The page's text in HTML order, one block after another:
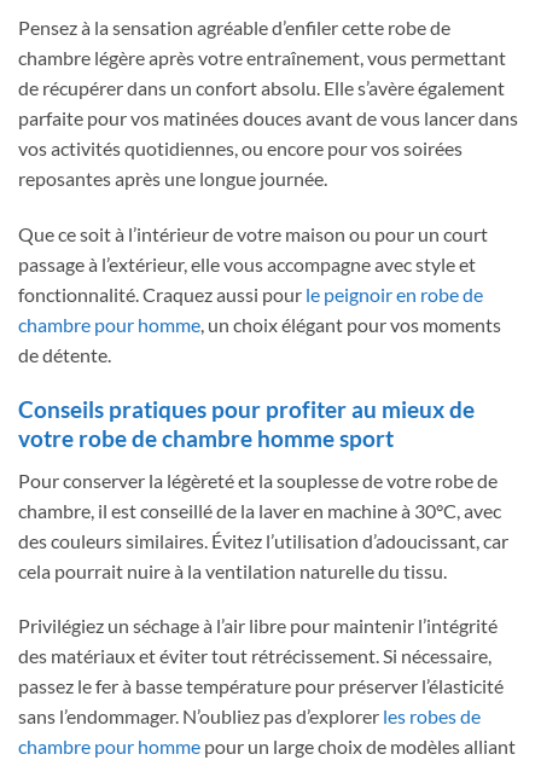
Pensez à la sensation agréable d’enfiler cette robe de
chambre légère après votre entraînement, vous permettant
de récupérer dans un confort absolu. Elle s’avère également
parfaite pour vos matinées douces avant de vous lancer dans
vos activités quotidiennes, ou encore pour vos soirées
reposantes après une longue journée.
Que ce soit à l’intérieur de votre maison ou pour un court
passage à l’extérieur, elle vous accompagne avec style et
fonctionnalité. Craquez aussi pour le peignoir en robe de
chambre pour homme, un choix élégant pour vos moments
de détente.
Conseils pratiques pour profiter au mieux de
votre robe de chambre homme sport
Pour conserver la légèreté et la souplesse de votre robe de
chambre, il est conseillé de la laver en machine à 30°C, avec
des couleurs similaires. Évitez l’utilisation d’adoucissant, car
cela pourrait nuire à la ventilation naturelle du tissu.
Privilégiez un séchage à l’air libre pour maintenir l’intégrité
des matériaux et éviter tout rétrécissement. Si nécessaire,
passez le fer à basse température pour préserver l’élasticité
sans l’endommager. N’oubliez pas d’explorer les robes de
chambre pour homme pour un large choix de modèles alliant